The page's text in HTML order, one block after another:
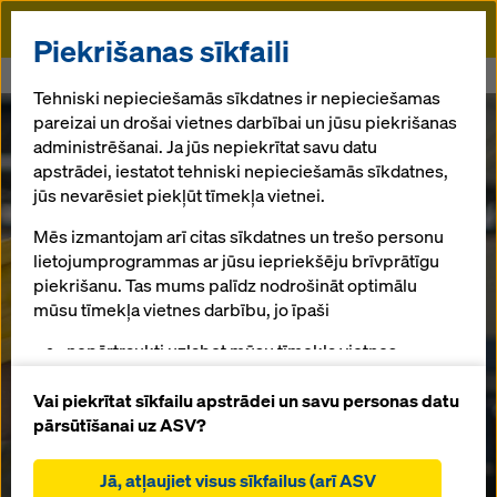
Doka
Produkta oglekļa
Piekrišanas sīkfaili
Tehniski nepieciešamās sīkdatnes ir nepieciešamas
pareizai un drošai vietnes darbībai un jūsu piekrišanas
administrēšanai. Ja jūs nepiekrītat savu datu
apstrādei, iestatot tehniski nepieciešamās sīkdatnes,
jūs nevarēsiet piekļūt tīmekļa vietnei.
Mēs izmantojam arī citas sīkdatnes un trešo personu
lietojumprogrammas ar jūsu iepriekšēju brīvprātīgu
piekrišanu. Tas mums palīdz nodrošināt optimālu
mūsu tīmekļa vietnes darbību, jo īpaši
nepārtraukti uzlabot mūsu tīmekļa vietnes
sīkdatnes),
atvieglot netraucētu iepirkšanās procesu,
un statistiskās sīkdatnes),
Vai piekrītat sīkfailu apstrādei un savu personas datu
pārsūtīšanai uz ASV?
Jā, atļaujiet visus sīkfailus (arī ASV